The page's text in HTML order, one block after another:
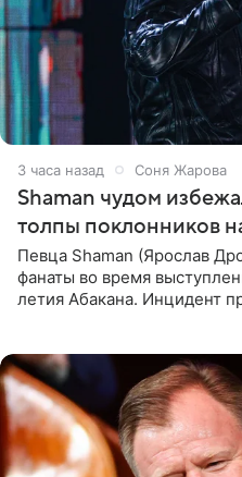
3 часа назад Соня Жарова
Shaman чудом
толпы поклонников
Певца Shaman (Ярослав
фанаты во время
летия Абакана. Инцидент